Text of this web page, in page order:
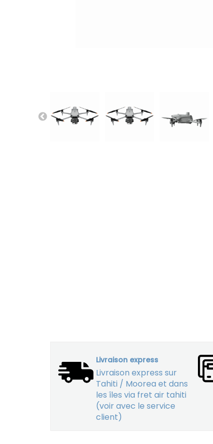
Livraison express
Livraison express sur
Tahiti / Moorea et dans
les îles via fret air tahiti
(voir avec le service
client)